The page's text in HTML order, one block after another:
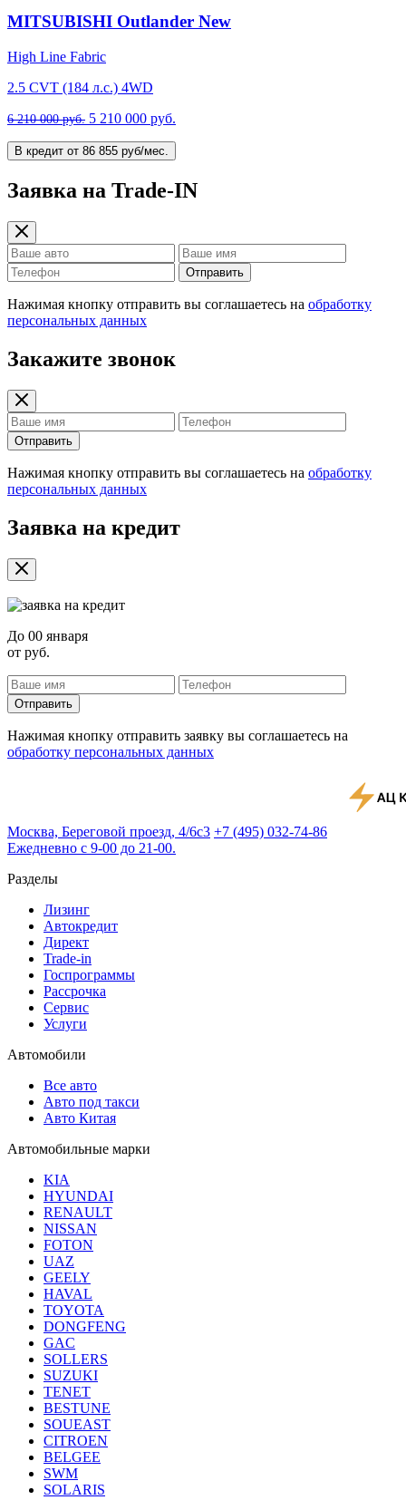
MITSUBISHI Outlander New
High Line Fabric
2.5 CVT (184 л.с.) 4WD
6 210 000 руб. 5 210 000 руб.
В кредит от 86 855 руб/мес.
Заявка на Trade-IN
Отправить
Нажимая кнопку отправить вы соглашаетесь на обработку
персональных данных
Закажите звонок
Отправить
Нажимая кнопку отправить вы соглашаетесь на обработку
персональных данных
Заявка на кредит
До 00 января
от руб.
Отправить
Нажимая кнопку отправить заявку вы соглашаетесь на
обработку персональных данных
Москва, Береговой проезд, 4/6с3 +7 (495) 032-74-86
Ежедневно с 9-00 до 21-00.
Разделы
Лизинг
Автокредит
Директ
Trade-in
Госпрограммы
Рассрочка
Сервис
Услуги
Автомобили
Все авто
Авто под такси
Авто Китая
Автомобильные марки
KIA
HYUNDAI
RENAULT
NISSAN
FOTON
UAZ
GEELY
HAVAL
TOYOTA
DONGFENG
GAC
SOLLERS
SUZUKI
TENET
BESTUNE
SOUEAST
CITROEN
BELGEE
SWM
SOLARIS